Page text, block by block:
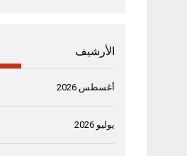
الأرشيف
أغسطس 2026
يوليو 2026